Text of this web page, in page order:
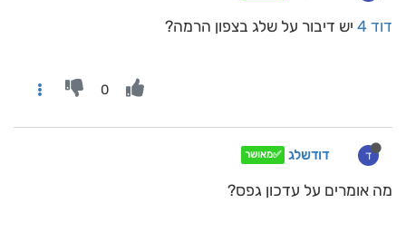
דוד 4 יש דיבור על שלג בצפון הרמה?
0
ד דודשלג ✅מאושר
מה אומרים על עדכון גפס?